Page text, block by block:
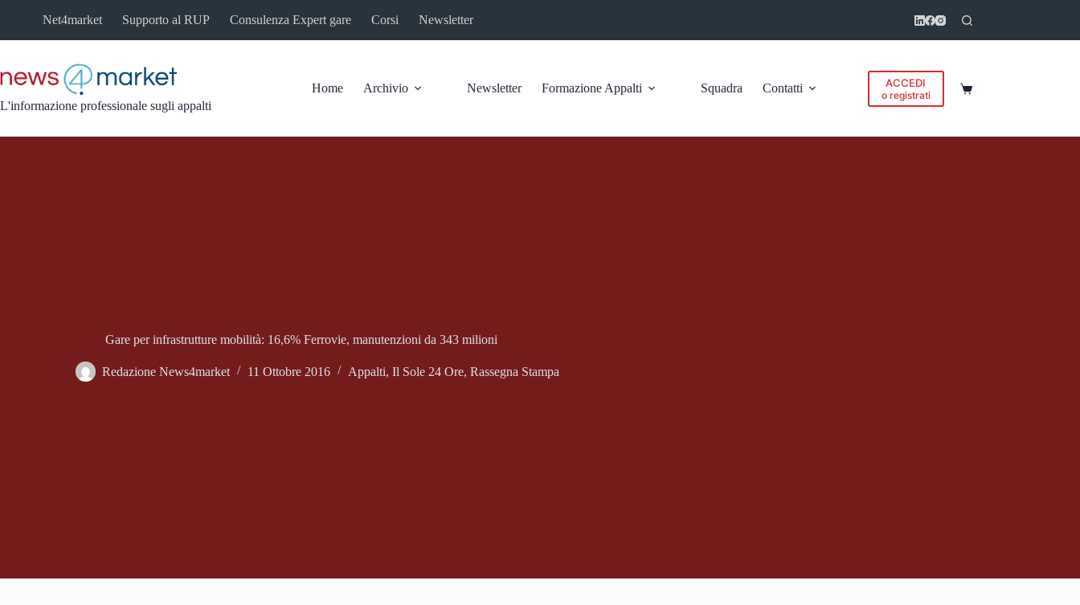
Net4market Supporto al RUP Consulenza Expert gare Corsi Newsletter
L'informazione professionale sugli appalti
Home Archivio Newsletter Formazione Appalti Squadra Contatti ACCEDI
o registrati Carrello
Gare per infrastrutture mobilità: 16,6% Ferrovie, manutenzioni da 343 milioni
Redazione News4market 11 Ottobre 2016 Appalti, Il Sole 24 Ore, Rassegna Stampa